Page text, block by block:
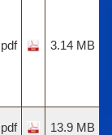
pdf 3.14 MB
pdf 13.9 MB